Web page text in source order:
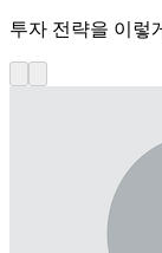
투자 전략을 이렇